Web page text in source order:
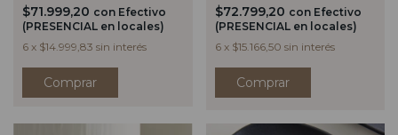
$71.999,20 con Efectivo
(PRESENCIAL en locales)
6 x $14.999,83 sin interés
Comprar
$72.799,20 con Efectivo
(PRESENCIAL en locales)
6 x $15.166,50 sin interés